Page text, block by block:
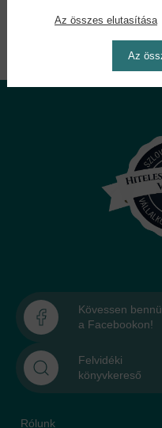
Kövessen
a Facebookon!
Felvidéki
könyvkereső
Rólunk
Az összes elutasítása
Az